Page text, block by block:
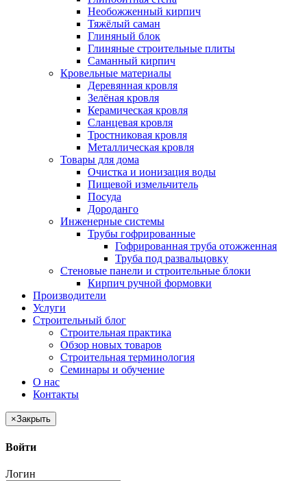
Необожженный кирпич
Тяжёлый саман
Глиняный блок
Глиняные строительные плиты
Саманный кирпич
Кровельные материалы
Деревянная кровля
Зелёная кровля
Керамическая кровля
Сланцевая кровля
Тростниковая кровля
Металлическая кровля
Товары для дома
Очистка и ионизация воды
Пищевой измельчитель
Посуда
Дороданго
Инженерные системы
Трубы гофрированные
Гофрированная труба отожженная
Труба под развальцовку
Стеновые панели и строительные блоки
Кирпич ручной формовки
Производители
Услуги
Строительный блог
Строительная практика
Обзор новых товаров
Строительная терминология
Семинары и обучение
О нас
Контакты
×Закрыть
Войти
Логин